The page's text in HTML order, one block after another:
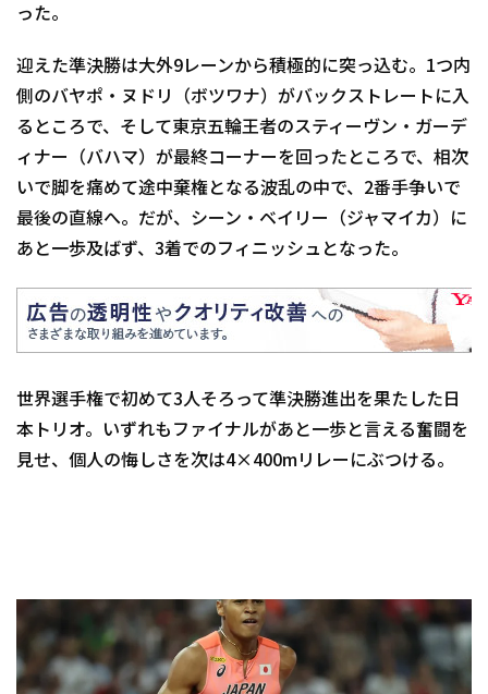
った。
迎えた準決勝は大外9レーンから積極的に突っ込む。1つ内
側のバヤポ・ヌドリ（ボツワナ）がバックストレートに入
るところで、そして東京五輪王者のスティーヴン・ガーデ
ィナー（バハマ）が最終コーナーを回ったところで、相次
いで脚を痛めて途中棄権となる波乱の中で、2番手争いで
最後の直線へ。だが、シーン・ベイリー（ジャマイカ）に
あと一歩及ばず、3着でのフィニッシュとなった。
世界選手権で初めて3人そろって準決勝進出を果たした日
本トリオ。いずれもファイナルがあと一歩と言える奮闘を
見せ、個人の悔しさを次は4×400mリレーにぶつける。